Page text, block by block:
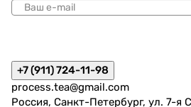
+7 (911) 724-11-98
process.tea@gmail.com
Россия, Санкт-Петербург, ул. 7-я